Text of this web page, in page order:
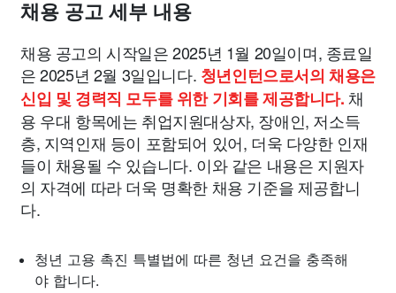
채용 공고 세부 내용
채용 공고의 시작일은 2025년 1월 20일이며, 종료일
은 2025년 2월 3일입니다. 청년인턴으로서의 채용은
신입 및 경력직 모두를 위한 기회를 제공합니다. 채
용 우대 항목에는 취업지원대상자, 장애인, 저소득
층, 지역인재 등이 포함되어 있어, 더욱 다양한 인재
들이 채용될 수 있습니다. 이와 같은 내용은 지원자
의 자격에 따라 더욱 명확한 채용 기준을 제공합니
다.
청년 고용 촉진 특별법에 따른 청년 요건을 충족해
야 합니다.